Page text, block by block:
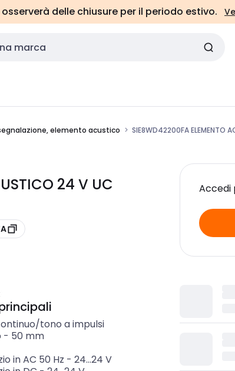
delle chiusure per il periodo estivo.
elemento acustico SIE8WD42200FA ELEMENTO
24 V UC Accedi
tono a impulsi
- 50 mm
in AC 50 Hz - 24...24 V